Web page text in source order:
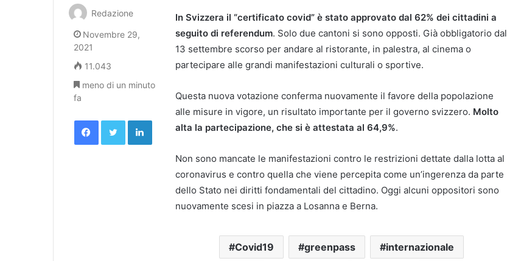
In Svizzera il “certificato covid” è stato approvato dal 62% dei cittadini a
seguito di referendum. Solo due cantoni si sono opposti. Già obbligatorio dal
13 settembre scorso per andare al ristorante, in palestra, al cinema o
partecipare alle grandi manifestazioni culturali o sportive.
Questa nuova votazione conferma nuovamente il favore della popolazione
alle misure in vigore, un risultato importante per il governo svizzero. Molto
alta la partecipazione, che si è attestata al 64,9%.
Non sono mancate le manifestazioni contro le restrizioni dettate dalla lotta al
coronavirus e contro quella che viene percepita come un’ingerenza da parte
dello Stato nei diritti fondamentali del cittadino. Oggi alcuni oppositori sono
nuovamente scesi in piazza a Losanna e Berna.
Covid19 greenpass internazionale
Redazione
Novembre 29,
2021
11.043
meno di un minuto
fa
Facebook Twitter LinkedIn